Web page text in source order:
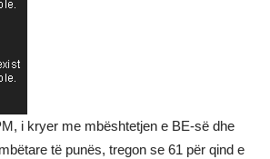
i kryer me mbështetjen e BE-së dhe
të punës, tregon se 61 për qind e